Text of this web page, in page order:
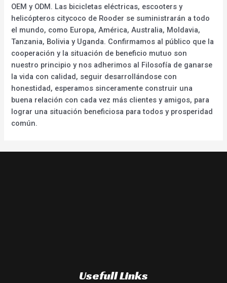
OEM y ODM. Las bicicletas eléctricas, escooters y
helicópteros citycoco de Rooder se suministrarán a todo
el mundo, como Europa, América, Australia, Moldavia,
Tanzania, Bolivia y Uganda. Confirmamos al público que la
cooperación y la situación de beneficio mutuo son
nuestro principio y nos adherimos al Filosofía de ganarse
la vida con calidad, seguir desarrollándose con
honestidad, esperamos sinceramente construir una
buena relación con cada vez más clientes y amigos, para
lograr una situación beneficiosa para todos y prosperidad
común.
Usefull Links